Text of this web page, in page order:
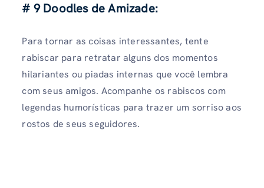
# 9 Doodles de Amizade:
Para tornar as coisas interessantes, tente
rabiscar para retratar alguns dos momentos
hilariantes ou piadas internas que você lembra
com seus amigos. Acompanhe os rabiscos com
legendas humorísticas para trazer um sorriso aos
rostos de seus seguidores.